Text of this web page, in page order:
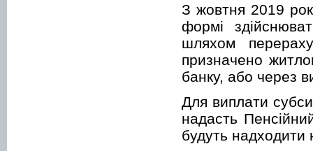
З жовтня 2019
формі
шляхом
призначено
банку, або через
Для виплати
надасть
будуть надходити